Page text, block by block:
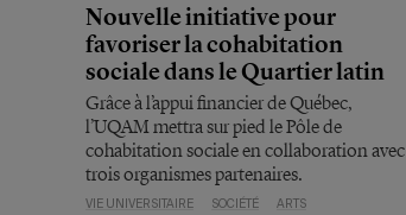
Nouvelle initiative pour
favoriser la cohabitation
sociale dans le Quartier latin
Grâce à l’appui financier de Québec,
l’UQAM mettra sur pied le Pôle de
cohabitation sociale en collaboration avec
trois organismes partenaires.
VIE UNIVERSITAIRE SOCIÉTÉ
ARTS